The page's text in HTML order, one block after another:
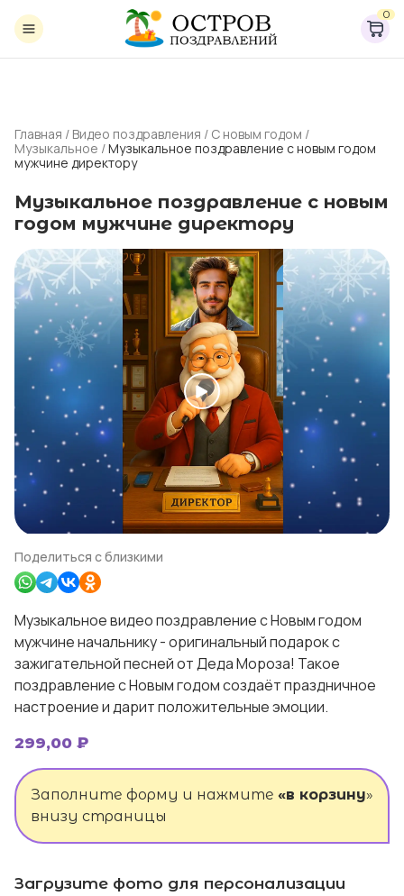
0
Главная / Видео поздравления / С новым годом /
Музыкальное /Музыкальное поздравление с новым годом
мужчине директору
Музыкальное поздравление с новым
годом мужчине директору
Поделиться с близкими
Музыкальное видео поздравление с Новым годом
мужчине начальнику - оригинальный подарок с
зажигательной песней от Деда Мороза! Такое
поздравление с Новым годом создаёт праздничное
настроение и дарит положительные эмоции.
299,00 ₽
Заполните форму и нажмите «в корзину»
внизу страницы
Загрузите фото для персонализации